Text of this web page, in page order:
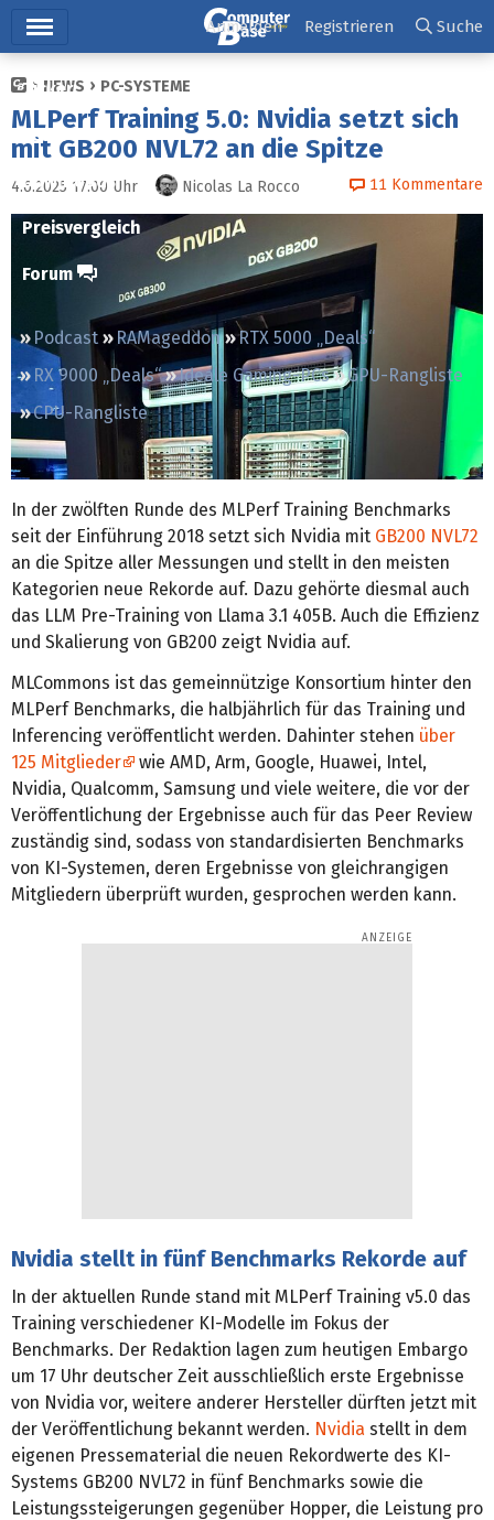
Ticker
Tests
Downloads
Preisvergleich
Forum
Podcast RAMageddon
RTX 5000 „Deals“
RX 9000 „Deals“
Ideale Gaming-PCs
GPU-Rangliste
CPU-Rangliste
Anmelden Registrieren Suche
NEWS PC-SYSTEME
MLPerf Training 5.0: Nvidia setzt sich
mit GB200 NVL72 an die Spitze
4.6.2025 17:00 Uhr Nicolas La Rocco 11 Kommentare
In der zwölften Runde des MLPerf Training Benchmarks
seit der Einführung 2018 setzt sich Nvidia mit GB200 NVL72
an die Spitze aller Messungen und stellt in den meisten
Kategorien neue Rekorde auf. Dazu gehörte diesmal auch
das LLM Pre-Training von Llama 3.1 405B. Auch die Effizienz
und Skalierung von GB200 zeigt Nvidia auf.
MLCommons ist das gemeinnützige Konsortium hinter den
MLPerf Benchmarks, die halbjährlich für das Training und
Inferencing veröffentlicht werden. Dahinter stehen über
125 Mitglieder
wie AMD, Arm, Google, Huawei, Intel,
Nvidia, Qualcomm, Samsung und viele weitere, die vor der
Veröffentlichung der Ergebnisse auch für das Peer Review
zuständig sind, sodass von standardisierten Benchmarks
von KI-Systemen, deren Ergebnisse von gleichrangigen
Mitgliedern überprüft wurden, gesprochen werden kann.
Nvidia stellt in fünf Benchmarks Rekorde auf
In der aktuellen Runde stand mit MLPerf Training v5.0 das
Training verschiedener KI-Modelle im Fokus der
Benchmarks. Der Redaktion lagen zum heutigen Embargo
um 17 Uhr deutscher Zeit ausschließlich erste Ergebnisse
von Nvidia vor, weitere anderer Hersteller dürften jetzt mit
der Veröffentlichung bekannt werden. Nvidia stellt in dem
eigenen Pressematerial die neuen Rekordwerte des KI-
Systems GB200 NVL72 in fünf Benchmarks sowie die
Leistungssteigerungen gegenüber Hopper, die Leistung pro